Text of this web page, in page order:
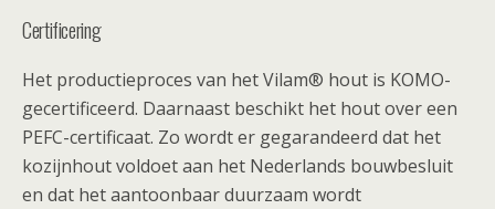
Certificering
Het productieproces van het Vilam® hout is KOMO-
gecertificeerd. Daarnaast beschikt het hout over een
PEFC-certificaat. Zo wordt er gegarandeerd dat het
kozijnhout voldoet aan het Nederlands bouwbesluit
en dat het aantoonbaar duurzaam wordt